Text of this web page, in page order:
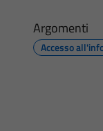
Argomenti
Accesso